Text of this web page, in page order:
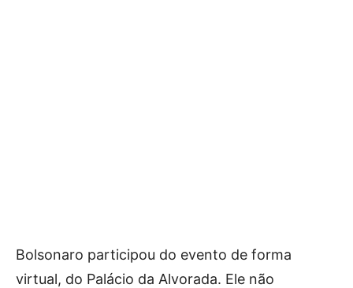
Bolsonaro participou do evento de forma
virtual, do Palácio da Alvorada. Ele não